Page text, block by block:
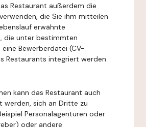
Restaurant außerdem die
die Sie ihm mitteilen
erwähnte
die unter bestimmten
eine Bewerberdatei (CV-
Restaurants integriert werden
kann das Restaurant auch
werden, sich an Dritte zu
Personalagenturen oder
oder andere